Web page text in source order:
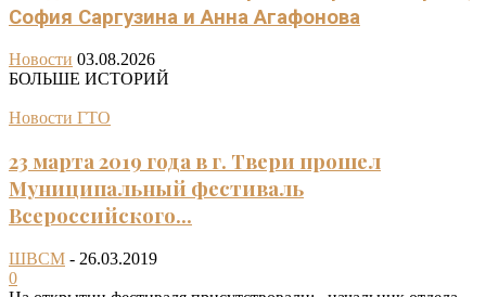
София Саргузина и Анна Агафонова
Новости 03.08.2026
БОЛЬШЕ ИСТОРИЙ
Новости ГТО
23 марта 2019 года в г. Твери прошел
Муниципальный фестиваль
Всероссийского...
ШВСМ - 26.03.2019
0